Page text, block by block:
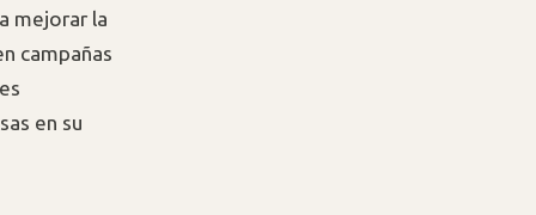
mejorar la
campañas
en su